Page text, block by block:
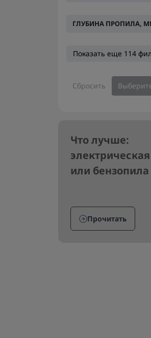
ГЛУБИНА ПРОПИЛА,
Показать еще 114
Сбросить
Что лучше:
или бензопила
Прочитать